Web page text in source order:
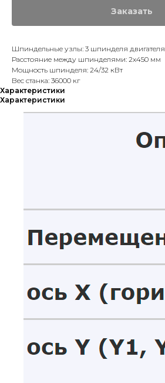
Заказать
Шпиндельные узлы: 3 шпинделя двигателя
Расстояние между шпинделями: 2x450 мм
Мощность шпинделя: 24/32 кВт
Вес станка: 36000 кг
Характеристики
Характеристики